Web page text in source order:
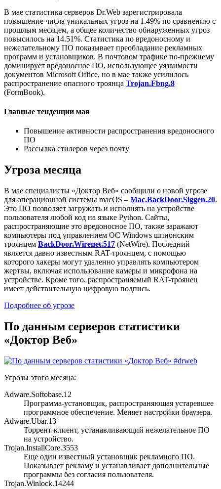
В мае статистика серверов Dr.Web зарегистрировала
повышение числа уникальных угроз на 1.49% по сравнению с
прошлым месяцем, а общее количество обнаруженных угроз
повысилось на 14.51%. Статистика по вредоносному и
нежелательному ПО показывает преобладание рекламных
программ и установщиков. В почтовом трафике по-прежнему
доминирует вредоносное ПО, использующее уязвимости
документов Microsoft Office, но в мае также усилилось
распространение опасного троянца Trojan.Fbng.8
(FormBook).
Главные тенденции мая
Повышение активности распространения вредоносного
ПО
Рассылка стилеров через почту
Угроза месяца
В мае специалисты «Доктор Веб» сообщили о новой угрозе
для операционной системы macOS – Mac.BackDoor.Siggen.20.
Это ПО позволяет загружать и исполнять на устройстве
пользователя любой код на языке Python. Сайты,
распространяющие это вредоносное ПО, также заражают
компьютеры под управлением ОС Windows шпионским
троянцем BackDoor.Wirenet.517 (NetWire). Последний
является давно известным RAT-троянцем, с помощью
которого хакеры могут удаленно управлять компьютером
жертвы, включая использование камеры и микрофона на
устройстве. Кроме того, распространяемый RAT-троянец
имеет действительную цифровую подпись.
Подробнее об угрозе
По данным серверов статистики
«Доктор Веб»
Угрозы этого месяца:
Adware.Softobase.12
Программа-установщик, распространяющая устаревшее
программное обеспечение. Меняет настройки браузера.
Adware.Ubar.13
Торрент-клиент, устанавливающий нежелательное ПО
на устройство.
Trojan.InstallCore.3553
Еще один известный установщик рекламного ПО.
Показывает рекламу и устанавливает дополнительные
программы без согласия пользователя.
Trojan.Winlock.14244